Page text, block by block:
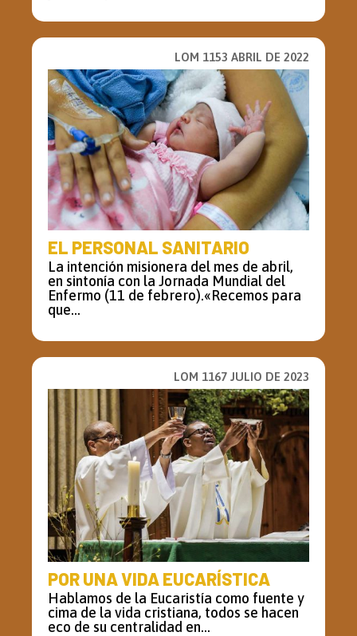
LOM 1153 ABRIL DE 2022
EL PERSONAL SANITARIO
La intención misionera del mes de abril,
en sintonía con la Jornada Mundial del
Enfermo (11 de febrero).«Recemos para
que...
LOM 1167 JULIO DE 2023
POR UNA VIDA EUCARÍSTICA
Hablamos de la Eucaristía como fuente y
cima de la vida cristiana, todos se hacen
eco de su centralidad en...